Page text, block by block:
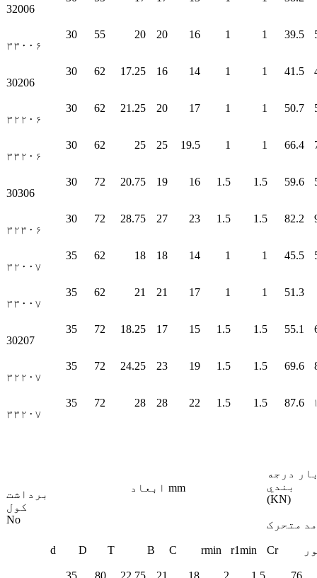
32006
۳۳۰۰۶
30 55 20 20 16 1 1 39.5
30206
30 62 17.25 16 14 1 1 41.5
۳۲۲۰۶
30 62 21.25 20 17 1 1 50.7
۳۳۲۰۶
30 62 25 25 19.5 1 1 66.4
30306
30 72 20.75 19 16 1.5 1.5 59.6
۳۲۳۰۶
30 72 28.75 27 23 1.5 1.5 82.2
۳۲۰۰۷
35 62 18 18 14 1 1 45.5
۳۳۰۰۷
35 62 21 21 17 1 1 51.3
30207
35 72 18.25 17 15 1.5 1.5 55.1
۳۲۲۰۷
35 72 24.25 23 19 1.5 1.5 69.6
۳۳۲۰۷
35 72 28 28 22 1.5 1.5 87.6
برداشت
کول
No
ابعاد mm
درجه
بندي
(KN)
متحرک
d D T B C rmin r1min Cr
35 80 22.75 21 18 2 1.5 76